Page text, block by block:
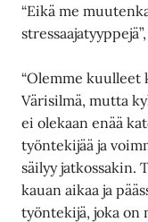
“Eikä me
“Olemme kuulleet
Värisilmä, mutta
ei olekaan enää
työntekijää ja
säilyy jatkossakin.
kauan aikaa ja
työntekijä, joka on